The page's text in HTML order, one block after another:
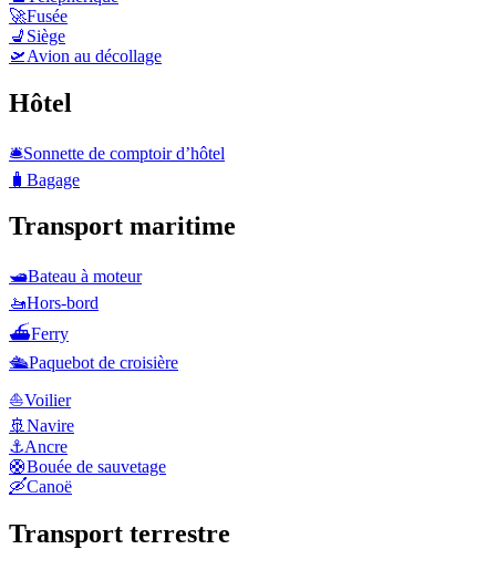
🚀Fusée
💺 Siège
🛫Avion au décollage
Hôtel
🛎️Sonnette de comptoir d’hôtel
🧳 Bagage
Transport maritime
🛥️Bateau à moteur
🚤Hors-bord
⛴️Ferry
🛳️Paquebot de croisière
⛵Voilier
🚢 Navire
⚓Ancre
🛟Bouée de sauvetage
🛶Canoë
Transport terrestre